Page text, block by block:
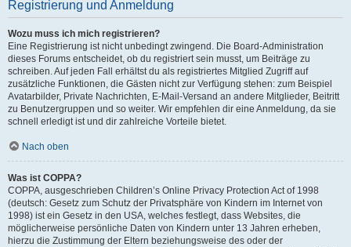
Registrierung und Anmeldung
Wozu muss ich mich registrieren?
Eine Registrierung ist nicht unbedingt zwingend. Die Board-Administration
dieses Forums entscheidet, ob du registriert sein musst, um Beiträge zu
schreiben. Auf jeden Fall erhältst du als registriertes Mitglied Zugriff auf
zusätzliche Funktionen, die Gästen nicht zur Verfügung stehen: zum Beispiel
Avatarbilder, Private Nachrichten, E-Mail-Versand an andere Mitglieder, Beitritt
zu Benutzergruppen und so weiter. Wir empfehlen dir eine Anmeldung, da sie
schnell erledigt ist und dir zahlreiche Vorteile bietet.
Nach oben
Was ist COPPA?
COPPA, ausgeschrieben Children’s Online Privacy Protection Act of 1998
(deutsch: Gesetz zum Schutz der Privatsphäre von Kindern im Internet von
1998) ist ein Gesetz in den USA, welches festlegt, dass Websites, die
möglicherweise persönliche Daten von Kindern unter 13 Jahren erheben,
hierzu die Zustimmung der Eltern beziehungsweise des oder der